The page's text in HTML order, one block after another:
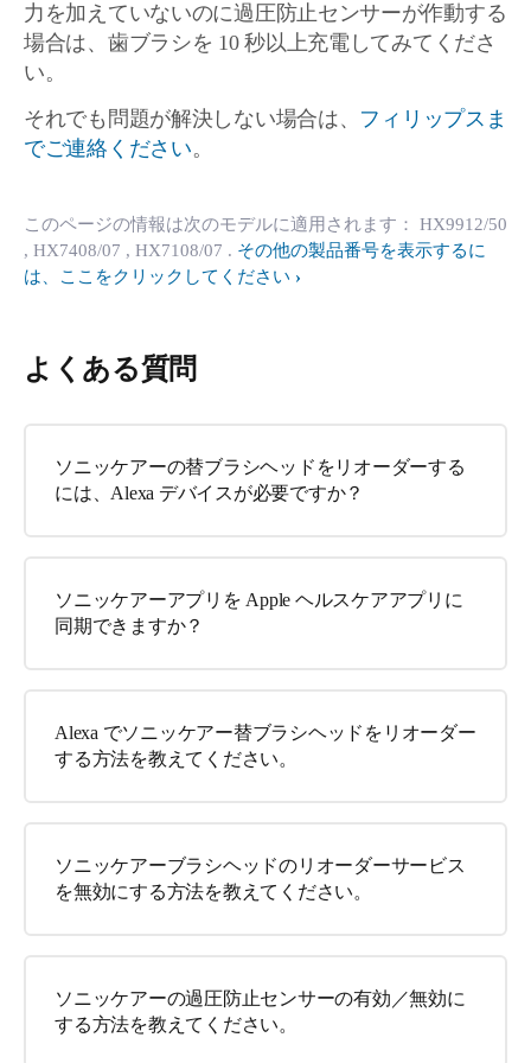
力を加えていないのに過圧防止センサーが作動する
場合は、歯ブラシを 10 秒以上充電してみてくださ
い。
それでも問題が解決しない場合は、 フィリップスま
でご連絡ください。
このページの情報は次のモデルに適用されます： HX9912/50
, HX7408/07 , HX7108/07 . その他の製品番号を表示するに
は、ここをクリックしてください
よくある質問
ソニッケアーの替ブラシヘッドをリオーダーする
には、Alexa デバイスが必要ですか？
ソニッケアーアプリを Apple ヘルスケアアプリに
同期できますか？
Alexa でソニッケアー替ブラシヘッドをリオーダー
する方法を教えてください。
ソニッケアーブラシヘッドのリオーダーサービス
を無効にする方法を教えてください。
ソニッケアーの過圧防止センサーの有効／無効に
する方法を教えてください。